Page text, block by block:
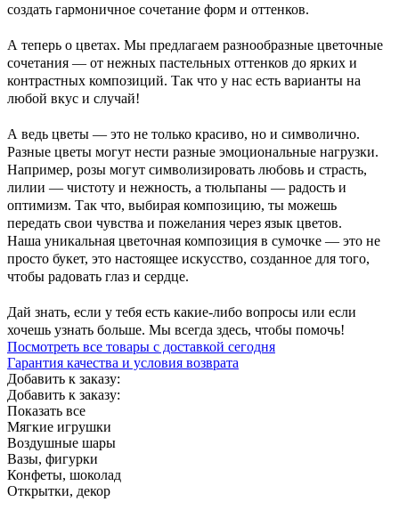
создать гармоничное сочетание форм и оттенков.
А теперь о цветах. Мы предлагаем разнообразные цветочные
сочетания — от нежных пастельных оттенков до ярких и
контрастных композиций. Так что у нас есть варианты на
любой вкус и случай!
А ведь цветы — это не только красиво, но и символично.
Разные цветы могут нести разные эмоциональные нагрузки.
Например, розы могут символизировать любовь и страсть,
лилии — чистоту и нежность, а тюльпаны — радость и
оптимизм. Так что, выбирая композицию, ты можешь
передать свои чувства и пожелания через язык цветов.
Наша уникальная цветочная композиция в сумочке — это не
просто букет, это настоящее искусство, созданное для того,
чтобы радовать глаз и сердце.
Дай знать, если у тебя есть какие-либо вопросы или если
хочешь узнать больше. Мы всегда здесь, чтобы помочь!
Посмотреть все товары с доставкой сегодня
Гарантия качества и условия возврата
Добавить к заказу:
Добавить к заказу:
Показать все
Мягкие игрушки
Воздушные шары
Вазы, фигурки
Конфеты, шоколад
Открытки, декор